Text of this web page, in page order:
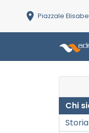
location_on Piazzale
Main
Chi
Storia